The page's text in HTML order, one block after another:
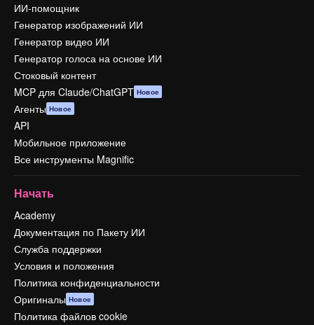
ИИ-помощник
Генератор изображений ИИ
Генератор видео ИИ
Генератор голоса на основе ИИ
Стоковый контент
MCP для Claude/ChatGPT Новое
Агенты Новое
API
Мобильное приложение
Все инструменты Magnific
Начать
Academy
Документация по Пакету ИИ
Служба поддержки
Условия и положения
Политика конфиденциальности
Оригиналы Новое
Политика файлов cookie